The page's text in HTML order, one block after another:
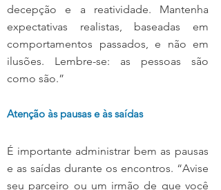
decepção e a reatividade. Mantenha
expectativas realistas, baseadas em
comportamentos passados, e não em
ilusões. Lembre-se: as pessoas são
como são.”
Atenção às pausas e às saídas
É importante administrar bem as pausas
e as saídas durante os encontros. “Avise
seu parceiro ou um irmão de que você